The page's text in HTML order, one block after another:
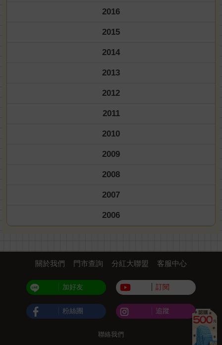
2016
2015
2014
2013
2012
2011
2010
2009
2008
2007
2006
關於我們 門市查詢 分紅大聯盟 客服中心
加好友 訂閱
粉絲團 追蹤
聯絡我們